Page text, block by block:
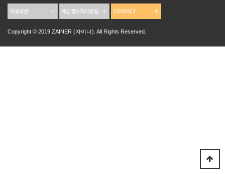
Copyright © 2019 ZAINER (자이너). All Rights Reserved.